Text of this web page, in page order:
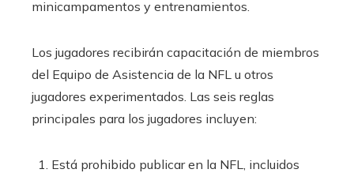
minicampamentos y entrenamientos.
Los jugadores recibirán capacitación de miembros
del Equipo de Asistencia de la NFL u otros
jugadores experimentados. Las seis reglas
principales para los jugadores incluyen:
Está prohibido publicar en la NFL, incluidos